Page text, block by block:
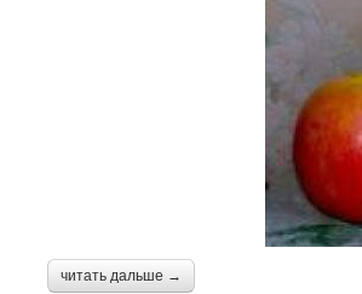
читать дальше →